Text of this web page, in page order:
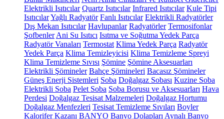
Elektrikli Isıtıcılar Quartz Isıtıcılar Infrared Isıtıcılar Kule Tipi
IsıtıcılarYağlı Radyatör Fanlı Isıtıcılar Elektrikli Radyatörler
Dış Mekan Isıtıcılar Havlupanlar Radyatörler Termosifonlar
Şofbenler Ani Su Isıtıcı Isıtma ve Soğutma Yedek Parça
Radyatör Vanaları Termostat Klima Yedek Parça Radyatör
Yedek Parça Klima Temizleyicisi Klima Temizleme Spreyi
Klima Temizleme Sıvısı Şömine Şömine Aksesuarları
Elektrikli Şömineler Bahçe Şömineleri Bacasız Şömineler
Güneş Enerji Sistemleri Soba Doğalgaz Sobası Kuzine Soba
Elektrikli Soba Pelet Soba Soba Borusu ve Aksesuarları Hava
Perdesi Doğalgaz Tesisat Malzemeleri Doğalgaz Hortumu
Doğalgaz Menfezleri Tesisat Temizleme Sıvıları Boyler
Kalorifer Kazanı BANYO Banyo Dolapları Aynalı Banyo